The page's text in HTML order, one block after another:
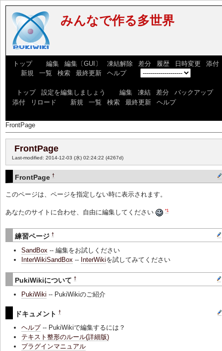
みんなで作る多世界
トップ] [ 編集| 編集〔GUI〕 凍結解除| 差分 履歴| 日時変更
添付
新規 一覧 検索| 最終更新| ヘルプ] [
トップ| 設定を編集しましょう 編集| 凍結| 差分 バックアップ|
添付| リロード 新規 一覧 検索| 最終更新| ヘルプ]
FrontPage
FrontPage
Last-modified: 2014-12-03 (水) 02:24:22 (4267d)
FrontPage †
このページは、ページを指定しない時に表示されます。
あなたのサイトに合わせ、自由に編集してください *1
練習ページ †
SandBox-- 編集をお試しください
InterWikiSandBox-- InterWikiを試してみてください
PukiWikiについて †
PukiWiki -- PukiWikiのご紹介
ドキュメント †
ヘルプ-- PukiWikiで編集するには？
テキスト整形のルール(詳細版)
プラグインマニュアル